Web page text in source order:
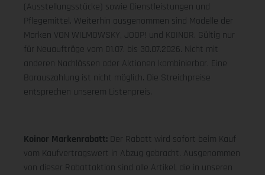
(Ausstellungsstücke) sowie Dienstleistungen und
Pflegemittel. Weiterhin ausgenommen sind Modelle der
Marken VON WILMOWSKY, JOOP! und KOINOR. Gültig nur
für Neuaufträge vom 01.07. bis 30.07.2026. Nicht mit
anderen Nachlässen oder Aktionen kombinierbar. Eine
Barauszahlung ist nicht möglich. Die Streichpreise
entsprechen unserem Listenpreis.
Koinor Markenrabatt: Der Rabatt wird sofort beim Kauf
vom Kaufvertragswert in Abzug gebracht. Ausgenommen
von dieser Rabattaktion sind alle Artikel, die in unseren